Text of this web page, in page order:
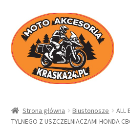
Przejdź
do
nawigacji
Przejdź
do
treści
Sklep
Strona główna Biustonosze
ALL
TYLNEGO Z USZCZELNIACZAMI HONDA